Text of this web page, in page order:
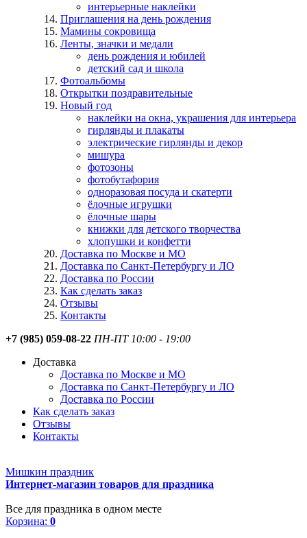
интерьерные наклейки
Приглашения на день рождения
Мамины сокровища
Ленты, значки и медали
день рождения и юбилей
детский сад и школа
Фотоальбомы
Открытки поздравительные
Новый год
наклейки на окна, украшения для интерьера
гирлянды и плакаты
электрические гирлянды и декор
мишура
фотозоны
фотобутафория
одноразовая посуда и скатерти
ёлочные игрушки
ёлочные шары
книжки для детского творчества
хлопушки и конфетти
Доставка по Москве и МО
Доставка по Санкт-Петербургу и ЛО
Доставка по России
Как сделать заказ
Отзывы
Контакты
+7 (985) 059-08-22 ПН-ПТ 10:00 - 19:00
Доставка
Доставка по Москве и МО
Доставка по Санкт-Петербургу и ЛО
Доставка по России
Как сделать заказ
Отзывы
Контакты
Мишкин праздник
Интернет-магазин товаров для праздника
Все для праздника в одном месте
Корзина: 0